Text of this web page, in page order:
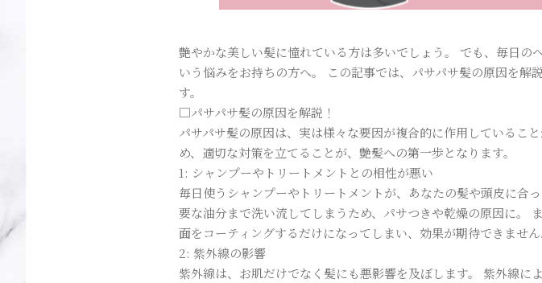
艶やかな美しい髪に憧れている方は多いでしょう。 でも、毎日
いう悩みをお持ちの方へ。 この記事では、パサパサ髪の原因を
す。
□パサパサ髪の原因を解説！
パサパサ髪の原因は、実は様々な要因が複合的に作用しているこ
め、適切な対策を立てることが、艶髪への第一歩となります。
1: シャンプーやトリートメントとの相性が悪い
毎日使うシャンプーやトリートメントが、あなたの髪や頭皮に合
要な油分まで洗い流してしまうため、パサつきや乾燥の原因に。
面をコーティングするだけになってしまい、効果が期待できません
2: 紫外線の影響
紫外線は、お肌だけでなく髪にも悪影響を及ぼします。 紫外線